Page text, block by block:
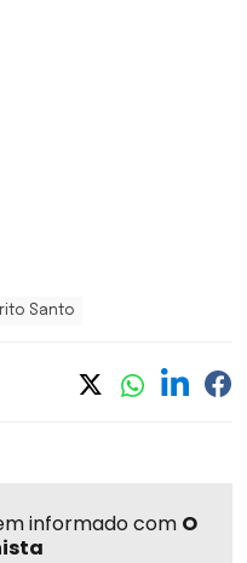
Santo
informado com O